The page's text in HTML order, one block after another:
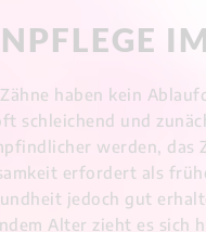
Zähne haben kein
schleichend und
werden, das
erfordert als
jedoch gut
Alter zieht es sich